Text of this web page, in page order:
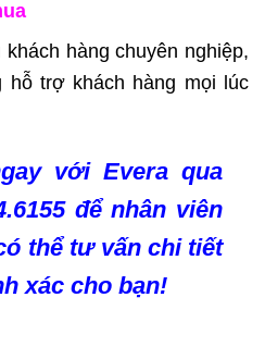
hàng chuyên nghiệp,
hỗ trợ khách hàng mọi lúc
với Evera qua
để nhân viên
thể tư vấn chi tiết
xác cho bạn!